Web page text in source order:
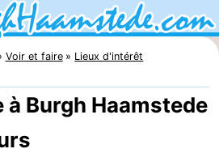
Voir et faire
Lieux d'intérêt
à Burgh Haamstede